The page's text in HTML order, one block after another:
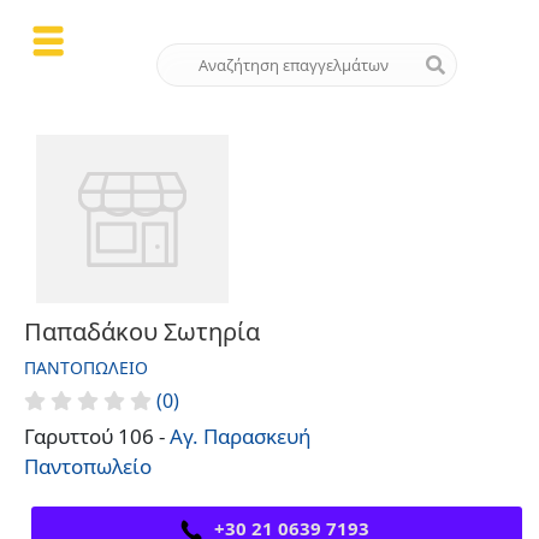
Παπαδάκου Σωτηρία
ΠΑΝΤΟΠΩΛΕΊΟ
(0)
Γαρυττού 106 -Αγ. Παρασκευή
Παντοπωλείο
+30 21 0639 7193